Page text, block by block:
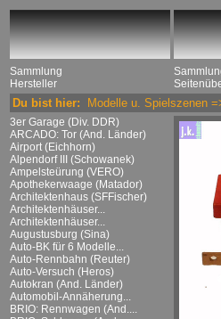
Sammlung
Hersteller
Du bist hier: Modelle u. Spielszenen
3er Garage (Div. DDR)
ARCADO: Tor (And. Länder)
Airport (Eichhorn)
Alpendorf III (Schowanek)
Ampelsteürung (VERO)
Apothekerwaage (Matador)
Architektenhaus (SFFischer)
Architektenhäuser...
Architektenhäuser...
Augustusburg (Sina)
Auto-BK für 6 Modelle...
Auto-Rennbahn (Reuter)
Auto-Versuch (Heros)
Autokran (And. Länder)
Automobil-Annäherung...
BRIO: Rennwagen (And....